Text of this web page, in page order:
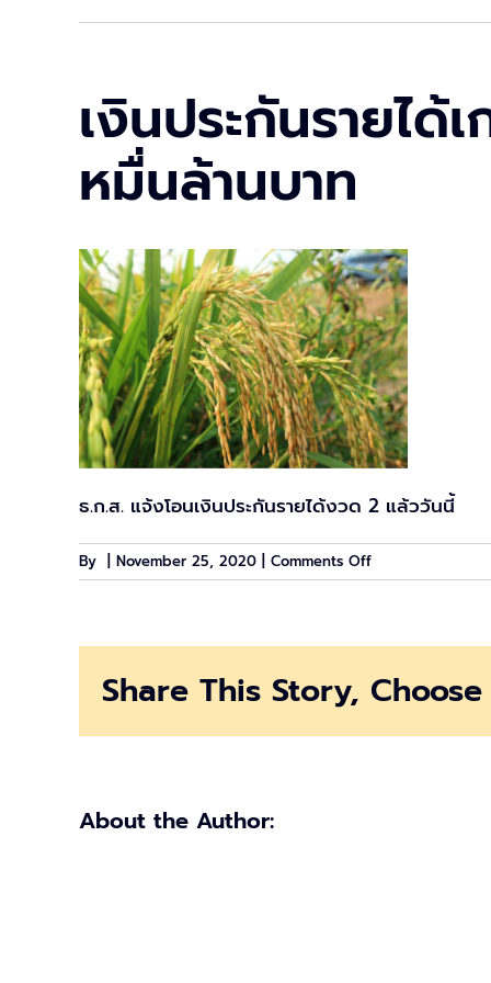
เงินประกันรายไ
หมื่นล้านบาท
ธ.ก.ส. แจ้งโอนเงินประกันรายได้งวด 2 แล้ววันนี้
By November 25, 2020 Comments Offon
เงิน
เกษตรกร
ธ.ก.ส.
Share This Story,
About the Author: